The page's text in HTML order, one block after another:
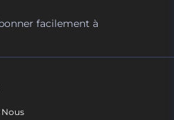
facilement à